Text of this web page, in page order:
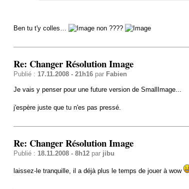
Ben tu t'y colles… non ????
Re: Changer Résolution Image
Publié : 17.11.2008 - 21h16par Fabien
Je vais y penser pour une future version de SmallImage...
j'espère juste que tu n'es pas pressé.
Re: Changer Résolution Image
Publié : 18.11.2008 - 8h12par jibu
laissez-le tranquille, il a déjà plus le temps de jouer à wow